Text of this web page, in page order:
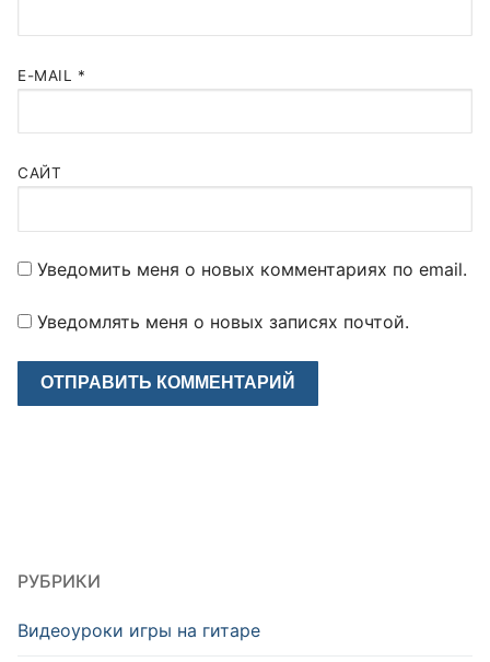
E-MAIL *
САЙТ
Уведомить меня о новых комментариях по email.
Уведомлять меня о новых записях почтой.
РУБРИКИ
Видеоуроки игры на гитаре